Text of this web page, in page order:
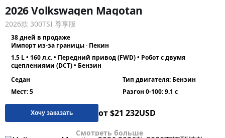
2026 Volkswagen Magotan
2026款 300TSI 尊享版
38 дней в продаже
Импорт из-за границы · Пекин
1.5 L • 160 л.с. • Передний привод (FWD) • Робот с двумя
сцеплениями (DCT) • Бензин
Седан
Тип двигателя: Бензин
Мест: 5
Разгон 0-100: 9.1 с
Хочу заказать от $21 232USD
Смотреть больше